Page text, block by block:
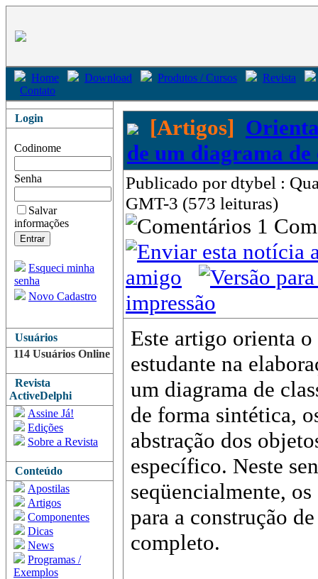
Home Download Produtos / Cursos
Revista
Contato
Login
Codinome
Senha
Salvar
informações
Esqueci minha
senha
Novo Cadastro
Usuários
114 Usuários Online
Revista
ActiveDelphi
Assine Já!
Edições
Sobre a Revista
Conteúdo
Apostilas
Artigos
Componentes
Dicas
News
Programas /
Exemplos
[Artigos]
de um diagrama de
Publicado por dtybel :
GMT-3 (573 leituras)
1
amigo
impressão
Este artigo orienta o
estudante na
um diagrama de
de forma sintética,
abstração dos
específico. Neste
seqüencialmente,
para a construção
completo.